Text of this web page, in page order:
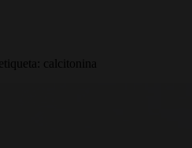
calcitonina